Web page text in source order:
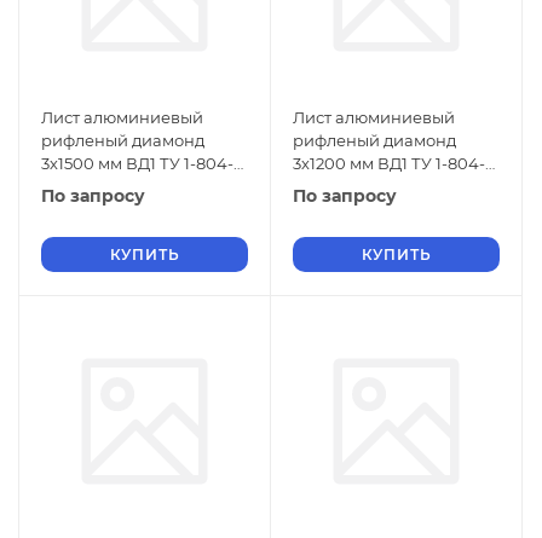
Лист алюминиевый
рифленый диамонд
3х1500 мм ВД1 ТУ 1-804-
432-2006
По запросу
КУПИТЬ
Лист алюминиевый
рифленый диамонд
3х1200 мм ВД1 ТУ 1-804-
432-2006
По запросу
КУПИТЬ